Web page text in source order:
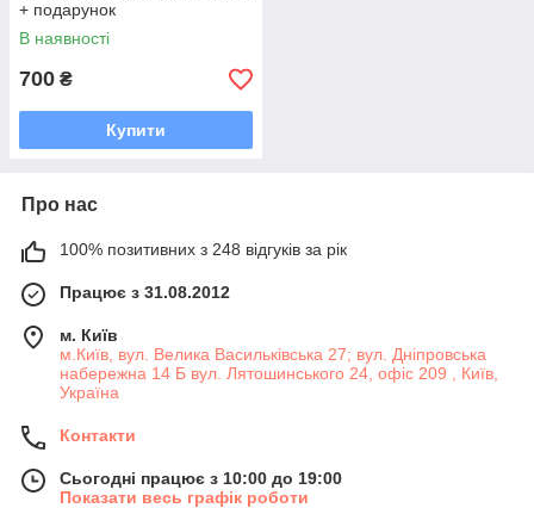
+ подарунок
В наявності
700 ₴
Купити
Про нас
100% позитивних з 248 відгуків за рік
Працює з 31.08.2012
м. Київ
м.Київ, вул. Велика Васильківська 27; вул. Дніпровська
набережна 14 Б вул. Лятошинського 24, офіс 209 , Київ,
Україна
Контакти
Сьогодні працює з 10:00 до 19:00
Показати весь графік роботи